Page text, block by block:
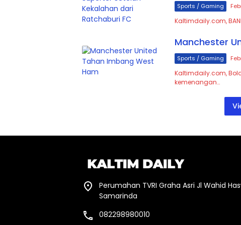
Sports / Gaming
Kaltimdaily.com,
Manchester
Sports / Gaming
Kaltimdaily.com,
kemenangan…
Perumahan TVRI Graha Asri Jl Wahid
Samarinda
082298980010